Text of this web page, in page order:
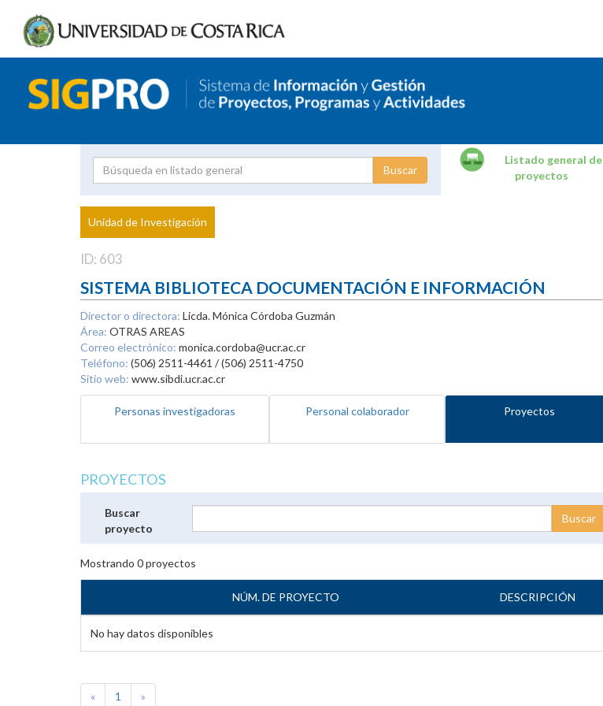
Proyecto
Investigador
Listado general de
proyectos
Unidad de Investigación
ID: 603
SISTEMA BIBLIOTECA DOCUMENTACIÓN E INFORMACIÓN
Director o directora: Licda. Mónica Córdoba Guzmán
Área: OTRAS AREAS
Correo electrónico: monica.cordoba@ucr.ac.cr
Teléfono: (506) 2511-4461 / (506) 2511-4750
Sitio web: www.sibdi.ucr.ac.cr
Personas investigadoras Personal colaborador Proyectos
PROYECTOS
Buscar
proyecto
Mostrando 0proyectos
NÚM. DE PROYECTO DESCRIPCIÓN
No hay datos disponibles
« 1 »